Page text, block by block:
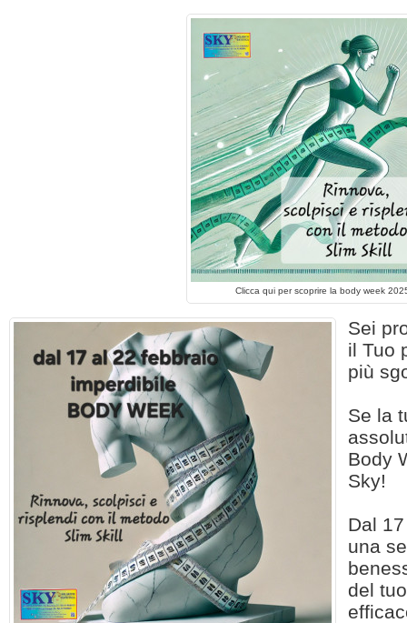
Clicca qui per scoprire la body week
Sei
il Tuo
più
Se la
Body
Sky!
Dal
una
del